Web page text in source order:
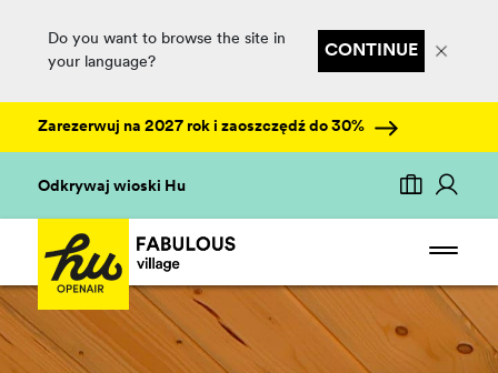
Do you want to browse the site in
your language?
CONTINUE
Zarezerwuj na 2027 rok i zaoszczędź do 30%
Odkrywaj wioski Hu